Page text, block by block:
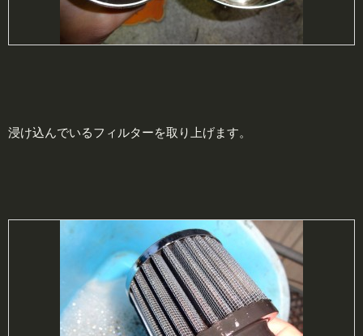
浸け込んでいるフィルターを取り上げます。